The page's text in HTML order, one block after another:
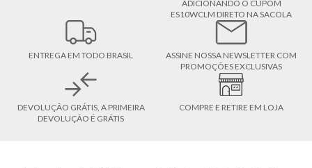
ADICIONANDO O CUPOM
ES10WCLM DIRETO NA SACOLA
ENTREGA EM TODO BRASIL
ASSINE NOSSA NEWSLETTER COM
PROMOÇÕES EXCLUSIVAS
DEVOLUÇÃO GRÁTIS, A PRIMEIRA
DEVOLUÇÃO É GRÁTIS
COMPRE E RETIRE EM LOJA